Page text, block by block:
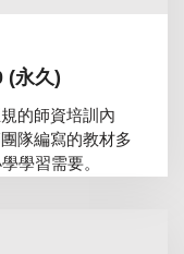
(永久)
的師資培訓內
隊編寫的教材多
學習需要。